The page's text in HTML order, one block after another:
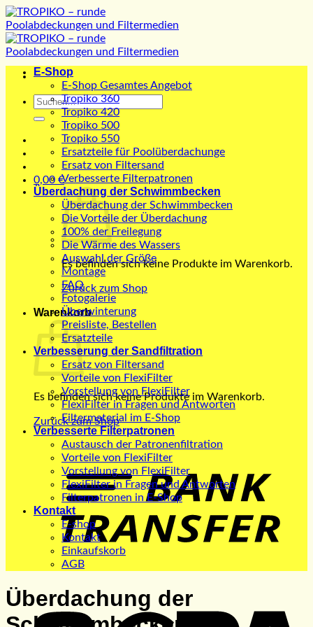
Zum
Inhalt
springen
Suchen
nach:
0,00 €
Es befinden sich keine Produkte im Warenkorb.
Zurück zum Shop
Warenkorb
Es befinden sich keine Produkte im Warenkorb.
Zurück zum Shop
E-Shop
E-Shop Gesamtes Angebot
Tropiko 360
Tropiko 420
Tropiko 500
Tropiko 550
Ersatzteile für Poolüberdachunge
Ersatz von Filtersand
Verbesserte Filterpatronen
Überdachung der Schwimmbecken
Überdachung der Schwimmbecken
Die Vorteile der Überdachung
100% der Freilegung
Die Wärme des Wassers
Auswahl der Größe
Montage
FAQ
Fotogalerie
Überwinterung
Preisliste, Bestellen
Ersatzteile
Verbesserung der Sandfiltration
Ersatz von Filtersand
Vorteile von FlexiFilter
Vorstellung von FlexiFilter
FlexiFilter in Fragen und Antworten
Filtermaterial im E-Shop
Verbesserte Filterpatronen
Austausch der Patronenfiltration
Vorteile von FlexiFilter
Vorstellung von FlexiFilter
FlexiFilter in Fragen und Antworten
Filterpatronen in E-Shop
Kontakt
E-shop
Kontakt
Einkaufskorb
AGB
Überdachung der